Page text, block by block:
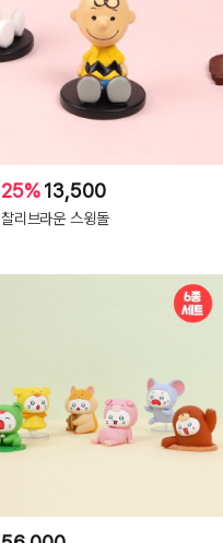
25%13,500
찰리브라운 스윙돌